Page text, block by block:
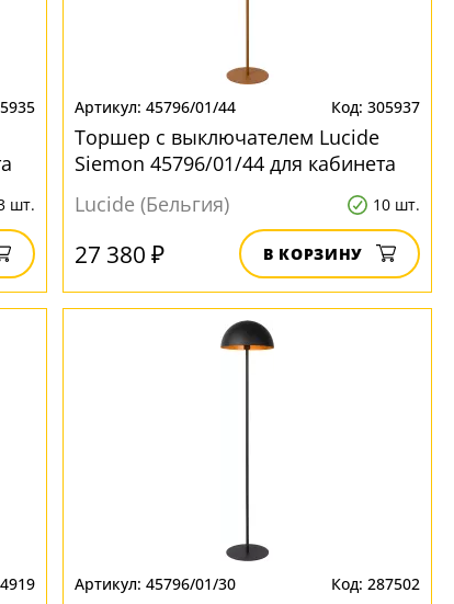
шт.
45796/01/44 305937
Торшер с выключателем Lucide
Siemon 45796/01/44 для кабинета
Lucide (Бельгия)
10 шт.
27 380 ₽ В КОРЗИНУ
45796/01/30 287502